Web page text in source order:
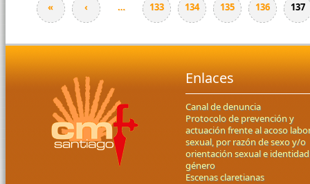
Páginas
« ‹ … 133 134 135 136 137
Enlaces
Canal de denuncia
Protocolo de prevención y
actuación frente al acoso
sexual, por razón de sexo y/o
orientación sexual e
género
Escenas claretianas